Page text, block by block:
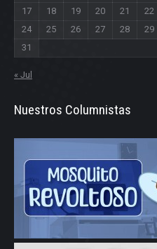
17
18 19 20 21 22
24
25 26 27 28 29
31
« Jul
Nuestros Columnistas